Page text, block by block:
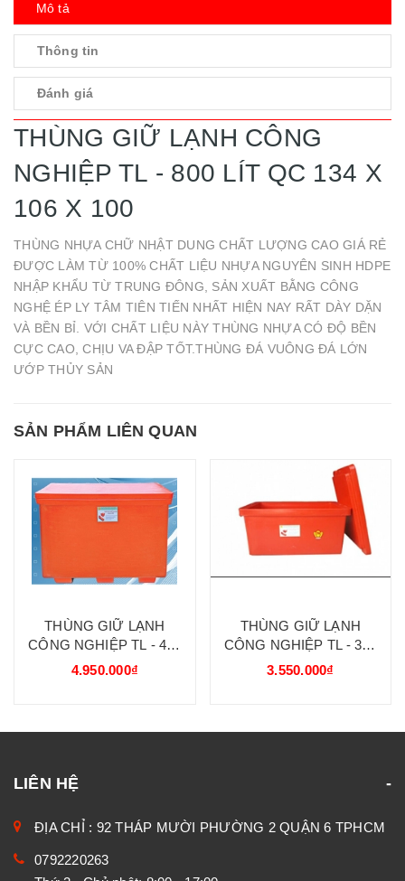
Mô tả
Thông tin
Đánh giá
THÙNG GIỮ LẠNH CÔNG
NGHIỆP TL - 800 LÍT QC 134 X
106 X 100
THÙNG NHỰA CHỮ NHẬT DUNG CHẤT LƯỢNG CAO GIÁ RẺ
ĐƯỢC LÀM TỪ 100% CHẤT LIỆU NHỰA NGUYÊN SINH HDPE
NHẬP KHẨU TỪ TRUNG ĐÔNG, SẢN XUẤT BẰNG CÔNG
NGHỆ ÉP LY TÂM TIÊN TIẾN NHẤT HIỆN NAY RẤT DÀY DẶN
VÀ BỀN BỈ. VỚI CHẤT LIỆU NÀY THÙNG NHỰA CÓ ĐỘ BỀN
CỰC CAO, CHỊU VA ĐẬP TỐT.THÙNG ĐÁ VUÔNG ĐÁ LỚN
ƯỚP THỦY SẢN
SẢN PHẨM LIÊN QUAN
THÙNG GIỮ LẠNH
CÔNG NGHIỆP TL - 450
LÍT QC 108 X 80 X 90
4.950.000₫
THÙNG GIỮ LẠNH
CÔNG NGHIỆP TL - 350
LÍT QC 117 X 73 X 70
3.550.000₫
LIÊN HỆ
ĐỊA CHỈ : 92 THÁP MƯỜI PHƯỜNG 2 QUẬN 6 TPHCM
0792220263